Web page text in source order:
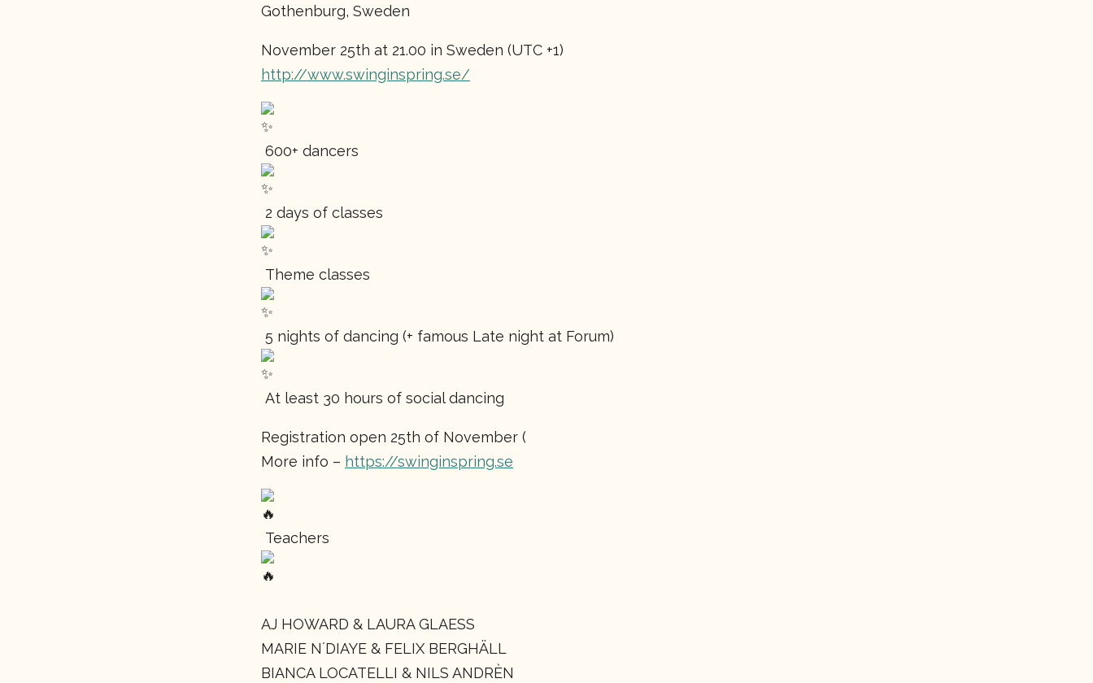
Gothenburg, Sweden
November 25th at 21.00 in Sweden (UTC +1)
http://www.swinginspring.se/
600+ dancers
2 days of classes
Theme classes
5 nights of dancing (+ famous Late night at Forum)
At least 30 hours of social dancing
Registration open 25th of November (
More info – https://swinginspring.se
Teachers
AJ HOWARD & LAURA GLAESS
MARIE N´DIAYE & FELIX BERGHÄLL
BIANCA LOCATELLI & NILS ANDRÈN